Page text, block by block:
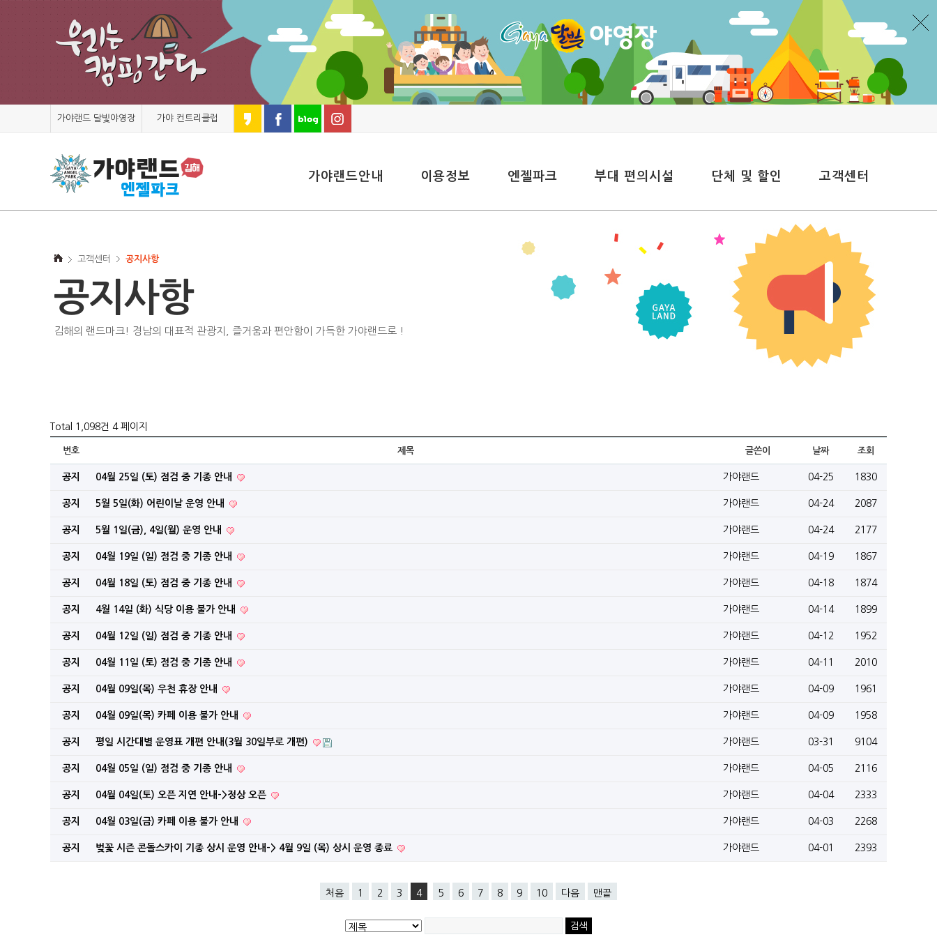
가야랜드 달빛야영장 가야 컨트리클럽
가야랜드안내 이용정보 엔젤파크 부대 편의시설 단체 및 할인 고객센터
고객센터 공지사항
공지사항
김해의 랜드마크! 경남의 대표적 관광지, 즐거움과 편안함이 가득한 가야랜드로 !
Total 1,098건 4 페이지
번호 제목 글쓴이 날짜 조회
공지 04월 25일 (토) 점검 중 기종 안내 가야랜드 04-25 1830
공지 5월 5일(화) 어린이날 운영 안내 가야랜드 04-24 2087
공지 5월 1일(금), 4일(월) 운영 안내 가야랜드 04-24 2177
공지 04월 19일 (일) 점검 중 기종 안내 가야랜드 04-19 1867
공지 04월 18일 (토) 점검 중 기종 안내 가야랜드 04-18 1874
공지 4월 14일 (화) 식당 이용 불가 안내 가야랜드 04-14 1899
공지 04월 12일 (일) 점검 중 기종 안내 가야랜드 04-12 1952
공지 04월 11일 (토) 점검 중 기종 안내 가야랜드 04-11 2010
공지 04월 09일(목) 우천 휴장 안내 가야랜드 04-09 1961
공지 04월 09일(목) 카페 이용 불가 안내 가야랜드 04-09 1958
공지 평일 시간대별 운영표 개편 안내(3월 30일부로 개편) 가야랜드 03-31 9104
공지 04월 05일 (일) 점검 중 기종 안내 가야랜드 04-05 2116
공지 04월 04일(토) 오픈 지연 안내->정상 오픈 가야랜드 04-04 2333
공지 04월 03일(금) 카페 이용 불가 안내 가야랜드 04-03 2268
공지 벚꽃 시즌 콘돌스카이 기종 상시 운영 안내-> 4월 9일 (목) 상시 운영 종료 가야랜드 04-01 2393
처음 1 2 3 4 5 6 7 8 9 10 다음 맨끝